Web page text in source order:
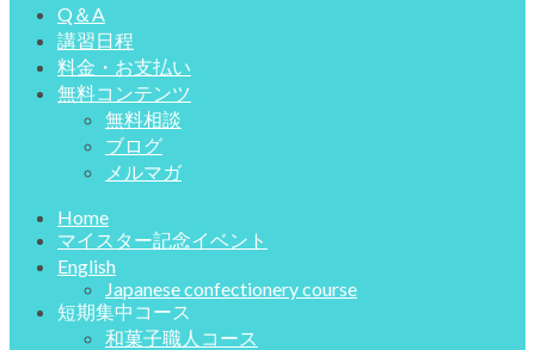
Q＆A
講習日程
料金・お支払い
無料コンテンツ
無料相談
ブログ
メルマガ
Home
マイスター記念イベント
English
Japanese confectionery course
短期集中コース
和菓子職人コース